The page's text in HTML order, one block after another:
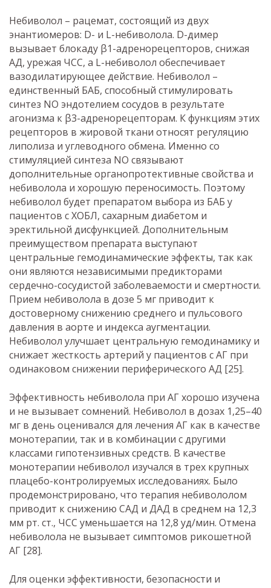
Небиволол – рацемат, состоящий из двух
энантиомеров: D- и L-небиволола. D-димер
вызывает блокаду β1-адренорецепторов, снижая
АД, урежая ЧСС, а L-небиволол обеспечивает
вазодилатирующее действие. Небиволол –
единственный БАБ, способный стимулировать
синтез NO эндотелием сосудов в результате
агонизма к β3-адренорецепторам. К функциям этих
рецепторов в жировой ткани относят регуляцию
липолиза и углеводного обмена. Именно со
стимуляцией синтеза NO связывают
дополнительные органопротективные свойства и
небиволола и хорошую переносимость. Поэтому
небиволол будет препаратом выбора из БАБ у
пациентов с ХОБЛ, сахарным диабетом и
эректильной дисфункцией. Дополнительным
преимуществом препарата выступают
центральные гемодинамические эффекты, так как
они являются независимыми предикторами
сердечно-сосудистой заболеваемости и смертности.
Прием небиволола в дозе 5 мг приводит к
достоверному снижению среднего и пульсового
давления в аорте и индекса аугментации.
Небиволол улучшает центральную гемодинамику и
снижает жесткость артерий у пациентов с АГ при
одинаковом снижении периферического АД [25].
Эффективность небиволола при АГ хорошо изучена
и не вызывает сомнений. Небиволол в дозах 1,25–40
мг в день оценивался для лечения АГ как в качестве
монотерапии, так и в комбинации с другими
классами гипотензивных средств. В качестве
монотерапии небиволол изучался в трех крупных
плацебо-контролируемых исследованиях. Было
продемонстрировано, что терапия небивололом
приводит к снижению САД и ДАД в среднем на 12,3
мм рт. ст., ЧСС уменьшается на 12,8 уд/мин. Отмена
небиволола не вызывает симптомов рикошетной
АГ [28].
Для оценки эффективности, безопасности и